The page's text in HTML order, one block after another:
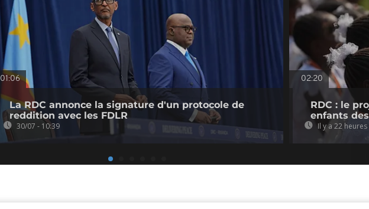
01:06
La RDC annonce la signature d'un protocole de
reddition avec les FDLR
30/07 - 10:39
02:20
RDC : le
enfants
Il y a 22 heures